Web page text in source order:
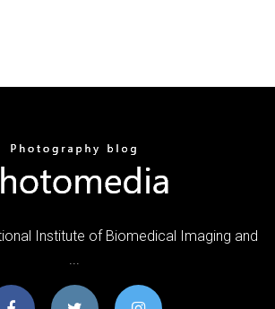
Institute of Biomedical Imaging and